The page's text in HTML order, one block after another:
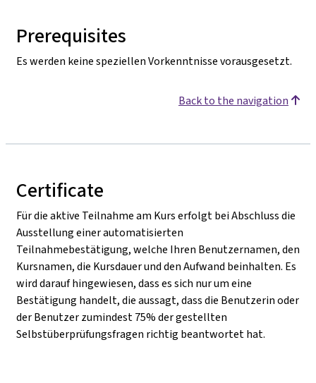
Prerequisites
Es werden keine speziellen Vorkenntnisse vorausgesetzt.
Back to the navigation
Certificate
Für die aktive Teilnahme am Kurs erfolgt bei Abschluss die
Ausstellung einer automatisierten
Teilnahmebestätigung, welche Ihren Benutzernamen, den
Kursnamen, die Kursdauer und den Aufwand beinhalten. Es
wird darauf hingewiesen, dass es sich nur um eine
Bestätigung handelt, die aussagt, dass die Benutzerin oder
der Benutzer zumindest 75% der gestellten
Selbstüberprüfungsfragen richtig beantwortet hat.